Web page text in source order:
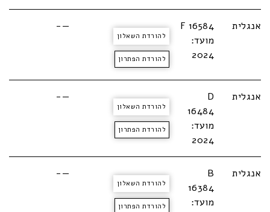
אנגלית
F 16584
מועד:
2024
להורדת השאלון
להורדת הפתרון
—-
אנגלית
D
16484
מועד:
2024
להורדת השאלון
להורדת הפתרון
—-
אנגלית
B
16384
מועד:
להורדת השאלון
להורדת הפתרון
—-